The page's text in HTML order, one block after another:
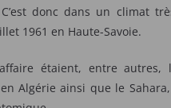
donc dans un climat
1961 en Haute-Savoie.
étaient, entre
Algérie ainsi que le